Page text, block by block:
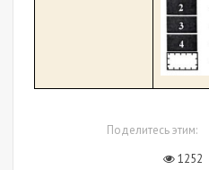
Поделитесь этим:
1252